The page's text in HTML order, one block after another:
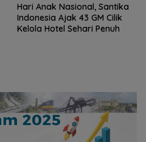
Hari Anak Nasional, Santika
Indonesia Ajak 43 GM Cilik
Kelola Hotel Sehari Penuh